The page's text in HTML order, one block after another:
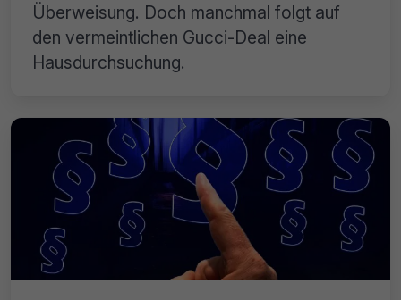
Überweisung. Doch manchmal folgt auf
den vermeintlichen Gucci-Deal eine
Hausdurchsuchung.